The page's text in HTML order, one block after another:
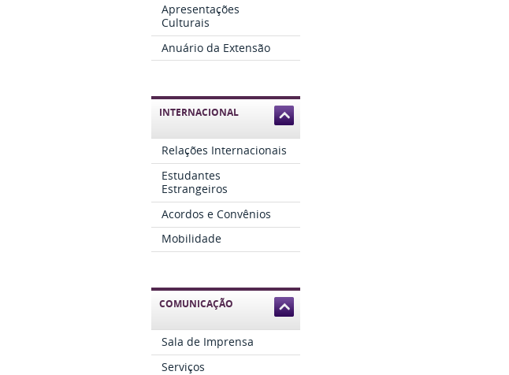
Apresentações
Culturais
Anuário da Extensão
INTERNACIONAL
Relações Internacionais
Estudantes
Estrangeiros
Acordos e Convênios
Mobilidade
COMUNICAÇÃO
Sala de Imprensa
Serviços